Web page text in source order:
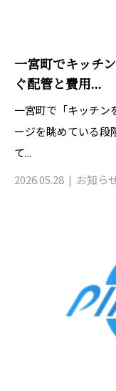
一宮町でキッチ
ぐ配管と費用...
一宮町で「キッチン
ージを眺めている段
て...
2026.05.28
お知ら